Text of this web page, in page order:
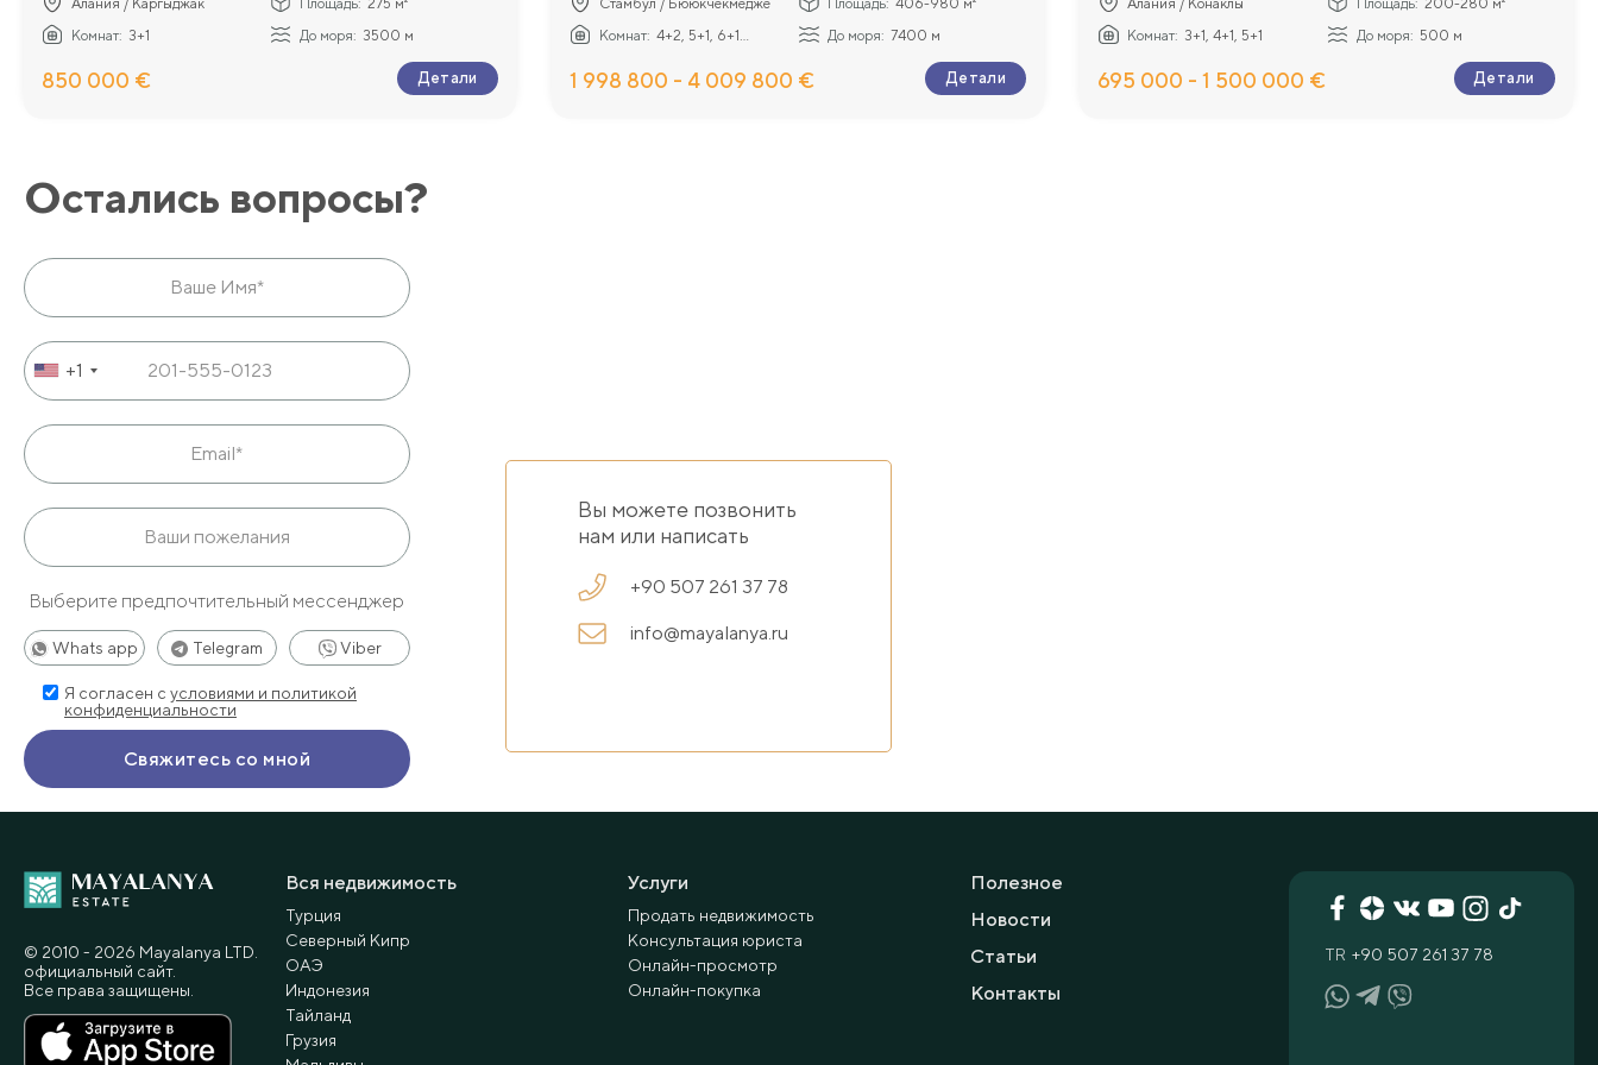
Алания / Каргыджак Площадь: 275 м²
Комнат: 3+1 До моря: 3500 м
850 000 € Детали
Стамбул / Бююкчекмедже Площадь: 406-980 м²
Комнат: 4+2, 5+1, 6+1... До моря: 7400 м
1 998 800 - 4 009 800 € Детали
Алания / Конаклы Площадь: 200-280 м²
Комнат: 3+1, 4+1, 5+1 До моря: 500 м
695 000 - 1 500 000 € Детали
Остались вопросы?
+1
Выберите предпочтительный мессенджер
Whats app Telegram Viber
Я согласен с условиями и политикой
конфиденциальности
Вы можете позвонить
нам или написать
+90 507 261 37 78
info@mayalanya.ru
Вся недвижимость
Турция
Северный Кипр
ОАЭ
Индонезия
Тайланд
Грузия
Услуги
Продать недвижимость
Консультация юриста
Онлайн-просмотр
Онлайн-покупка
Полезное
Новости
Статьи
Контакты
TR +90 507 261 37 78
© 2010 - 2026 Мayalanya LTD.
официальный сайт.
Все права защищены.